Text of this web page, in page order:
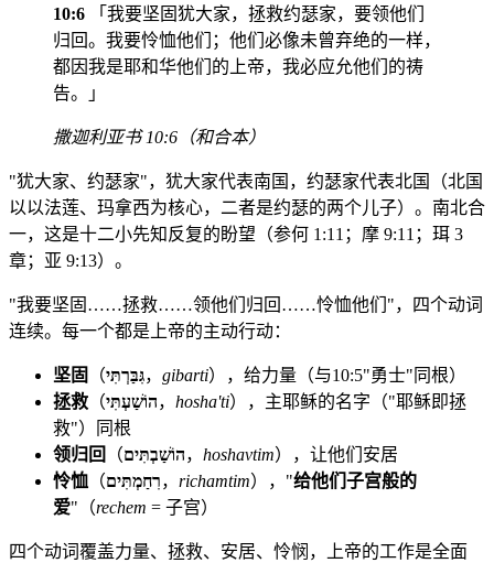
10:6 「我要坚固犹大家，拯救约瑟家，要领他们
归回。我要怜恤他们；他们必像未曾弃绝的一样，
都因我是耶和华他们的上帝，我必应允他们的祷
告。」
撒迦利亚书 10:6（和合本）
"犹大家、约瑟家"，犹大家代表南国，约瑟家代表北国（北国
以以法莲、玛拿西为核心，二者是约瑟的两个儿子）。南北合
一，这是十二小先知反复的盼望（参何 1:11；摩 9:11；珥 3
章；亚 9:13）。
"我要坚固……拯救……领他们归回……怜恤他们"，四个动词
连续。每一个都是上帝的主动行动：
坚固 （גִּבַּרְתִּי， gibarti），给力量（与10:5"勇士"同根）
拯救 （הוֹשַׁעְתִּי， hosha'ti），主耶稣的名字（"耶稣即拯
救"）同根
领归回
（הוֹשַׁבְתִּים， hoshavtim），让他们安居
怜恤 （רִחַמְתִּים， richamtim），"给他们子宫般的
爱"（rechem = 子宫）
四个动词覆盖力量、拯救、安居、怜悯，上帝的工作是全面